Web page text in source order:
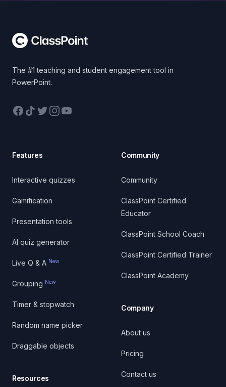
The #1 teaching and student engagement tool in
PowerPoint.
Facebook
TikTokTwitterInstagram
YouTube
Features
Interactive quizzes
Gamification
Presentation tools
AI quiz generator
Live Q & A New
Grouping New
Timer & stopwatch
Random name picker
Draggable objects
Resources
Community
Community
ClassPoint Certified
Educator
ClassPoint School Coach
ClassPoint Certified Trainer
ClassPoint Academy
Company
About us
Pricing
Contact us